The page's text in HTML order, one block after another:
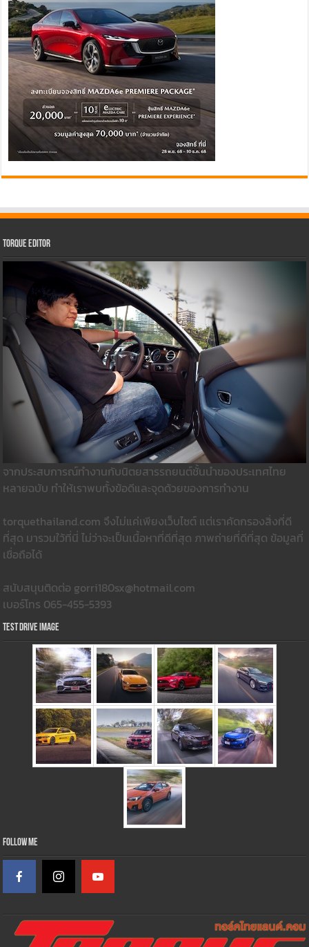
Torque Editor
จากประสบการณ์ทำงานกับนิตยสารรถยนต์ชั้นนำของประเทศไทย
หลายฉบับ ทำให้เราพบทั้งข้อดีและจุดด้วยของการทำงาน
torquethailand.com จึงไม่แค่เพียงเว็บไซต์ แต่เราคัดกรองสิ่งที่ดี
ที่สุด มารวมใว้ที่นี่ ไม่ว่าจะเป็นเนื้อหาที่ดีที่สุด ภาพถ่ายที่ดีที่สุด ข้อมูลที่
เชื่อถือได้
สนับสนุนติดต่อ gorri180sx@hotmail.com
เบอร์โทร 065-455-5393
Test Drive Image
Follow Me